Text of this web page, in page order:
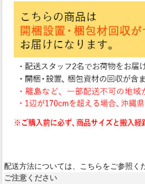
配送方法については、こちらをご参照く
ご注意ください